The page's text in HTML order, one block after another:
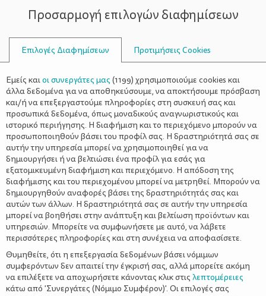
ΣΥΜΒΟΥΛΟΙ
ΓΙΑ ΤΑ ΔΙΚΑΙΏΜΑΤΑ ΤΟΥ ΠΑΙΔΙΟΎ
Προσαρμογή επιλογών διαφημίσεων
Επιλογές Διαφημίσεων Προτιμήσεις Cookies
Εμείς καιοι συνεργάτες μας (1199) χρησιμοποιούμε cookies και
άλλα δεδομένα για να αποθηκεύσουμε, να αποκτήσουμε πρόσβαση
και/ή να επεξεργαστούμε πληροφορίες στη συσκευή σας και
προσωπικά δεδομένα, όπως μοναδικούς αναγνωριστικούς και
ιστορικό περιήγησης. Η διαφήμιση και το περιεχόμενο μπορούν να
προσωποποιηθούν βάσει του προφίλ σας. Η δραστηριότητά σας σε
αυτήν την υπηρεσία μπορεί να χρησιμοποιηθεί για να
δημιουργήσει ή να βελτιώσει ένα προφίλ για εσάς για
εξατομικευμένη διαφήμιση και περιεχόμενο. Η απόδοση της
διαφήμισης και του περιεχομένου μπορεί να μετρηθεί. Μπορούν να
δημιουργηθούν αναφορές βάσει της δραστηριότητάς σας και
αυτών των άλλων. Η δραστηριότητά σας σε αυτήν την υπηρεσία
μπορεί να βοηθήσει στην ανάπτυξη και βελτίωση προϊόντων και
υπηρεσιών. Μπορείτε να συμφωνήσετε με αυτό, να λάβετε
περισσότερες πληροφορίες και στη συνέχεια να αποφασίσετε.
Θυμηθείτε, ότι η επεξεργασία δεδομένων βάσει νόμιμων
συμφερόντων δεν απαιτεί την έγκρισή σας, αλλά μπορείτε ακόμη
να επιλέξετε να αποχωρήσετε κάνοντας κλικ στις λεπτομέρειες
κάτω από 'Συνεργάτες (Νόμιμο Συμφέρον)'. Οι επιλογές σας